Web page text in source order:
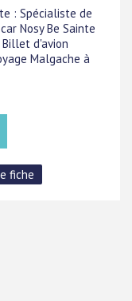
: Spécialiste de
Nosy Be Sainte
Billet d'avion
Malgache à